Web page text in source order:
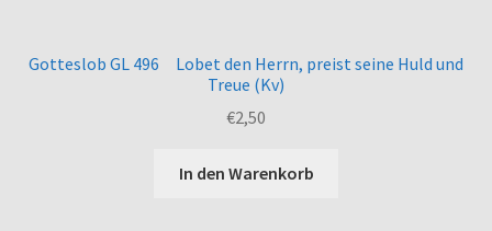
Gotteslob GL 496 Lobet den Herrn, preist seine Huld und
Treue (Kv)
€2,50
In den Warenkorb